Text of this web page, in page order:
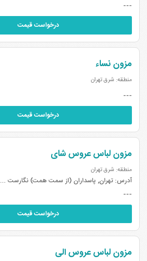
---
درخواست قیمت
مزون نساء
منطقه: شرق تهران
---
درخواست قیمت
مزون لباس عروس شای
منطقه: شرق تهران
آدرس: تهران, پاسداران (از سمت همت) نگارست ...
---
درخواست قیمت
مزون لباس عروس الی